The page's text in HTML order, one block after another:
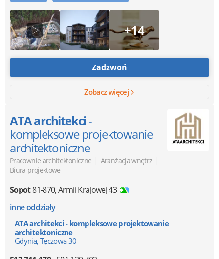
+14
Zadzwoń
Zobacz więcej
ATA architekci-
kompleksowe projektowanie
architektoniczne
Pracownie architektoniczne | Aranżacja wnętrz |
Biura projektowe
Sopot81-870,Armii Krajowej 43
inne oddziały
ATA architekci - kompleksowe projektowanie
architektoniczne
Gdynia, Tęczowa 30